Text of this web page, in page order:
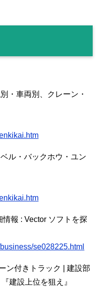
・車両別、クレーン・
ル・バックホウ・ユン
報 : Vector ソフトを探
se028225.html
ン付きトラック | 建設部
建設上位を狙え』